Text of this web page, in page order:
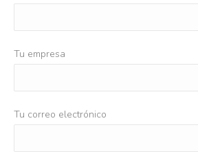
Tu empresa
Tu correo electrónico